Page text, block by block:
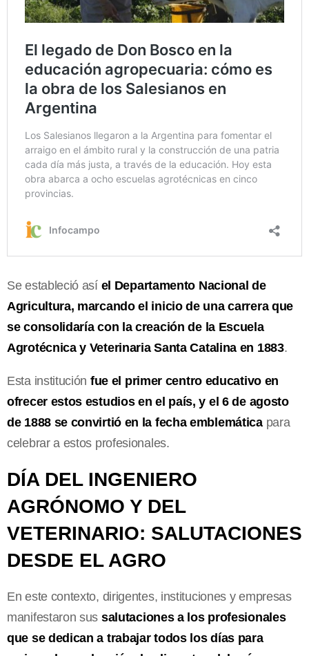
Se estableció así el Departamento Nacional de
Agricultura, marcando el inicio de una carrera que
se consolidaría con la creación de la Escuela
Agrotécnica y Veterinaria Santa Catalina en 1883.
Esta institución fue el primer centro educativo en
ofrecer estos estudios en el país, y el 6 de agosto
de 1888 se convirtió en la fecha emblemáticapara
celebrar a estos profesionales.
DÍA DEL INGENIERO
AGRÓNOMO Y DEL
VETERINARIO: SALUTACIONES
DESDE EL AGRO
En este contexto, dirigentes, instituciones y empresas
manifestaron sus salutaciones a los profesionales
que se dedican a trabajar todos los días para